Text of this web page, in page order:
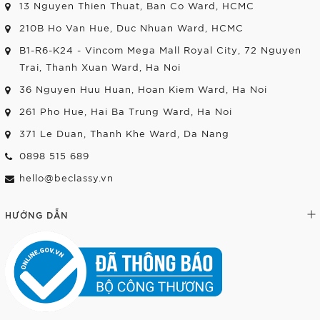
13 Nguyen Thien Thuat, Ban Co Ward, HCMC
210B Ho Van Hue, Duc Nhuan Ward, HCMC
B1-R6-K24 - Vincom Mega Mall Royal City, 72 Nguyen
Trai, Thanh Xuan Ward, Ha Noi
36 Nguyen Huu Huan, Hoan Kiem Ward, Ha Noi
261 Pho Hue, Hai Ba Trung Ward, Ha Noi
371 Le Duan, Thanh Khe Ward, Da Nang
0898 515 689
hello@beclassy.vn
HƯỚNG DẪN